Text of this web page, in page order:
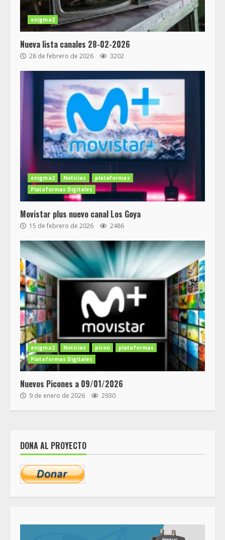
enigma2
Nueva lista canales 28-02-2026
28 de febrero de 2026 3202
enigma2 Noticias
plataformas
Plataformas Digitales
Movistar plus nuevo canal Los Goya
15 de febrero de 2026 2486
enigma2 Noticias picon
plataformas
Plataformas Digitales
Nuevos Picones a 09/01/2026
9 de enero de 2026 2930
DONA AL PROYECTO